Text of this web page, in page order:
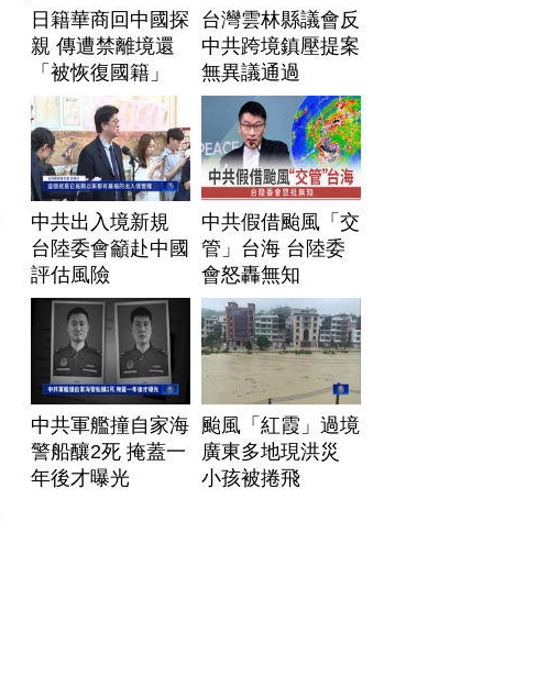
日籍華商回中國探
親 傳遭禁離境還
「被恢復國籍」
台灣雲林縣議會反
中共跨境鎮壓提案
無異議通過
中共出入境新規
台陸委會籲赴中國
評估風險
中共假借颱風「交
管」台海 台陸委
會怒轟無知
中共軍艦撞自家海
警船釀2死 掩蓋一
年後才曝光
颱風「紅霞」過境
廣東多地現洪災
小孩被捲飛